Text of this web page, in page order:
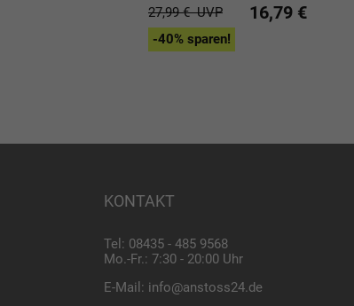
27,99 €UVP 16,79 €
-40% sparen!
KONTAKT
Tel: 08435 - 485 9568
Mo.-Fr.: 7:30 - 20:00 Uhr
E-Mail: info@anstoss24.de